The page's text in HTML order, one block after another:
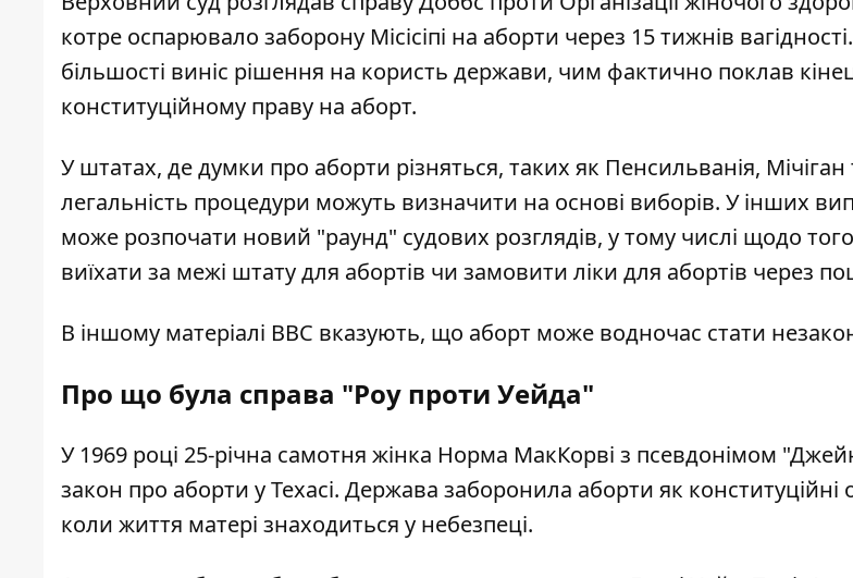
котре оспарювало заборону Місісіпі на аборти через 15 тижнів
більшості виніс рішення на користь держави, чим фактично поклав
конституційному праву на аборт.
У штатах, де думки про аборти різняться, таких як Пенсильванія, Мічіган
легальність процедури можуть визначити на основі виборів. У інших
може розпочати новий "раунд" судових розглядів, у тому числі щодо
виїхати за межі штату для абортів чи замовити ліки для абортів через
В іншому матеріалі BBC вказують, що аборт може водночас стати
Про що була справа "Роу проти Уейда"
У 1969 році 25-річна самотня жінка Норма МакКорві з псевдонімом
закон про аборти у Техасі. Держава заборонила аборти як конституційні
коли життя матері знаходиться у небезпеці.